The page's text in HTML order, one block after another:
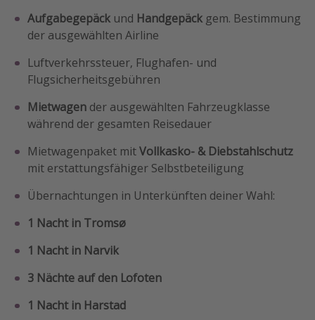
Aufgabegepäck und Handgepäck gem. Bestimmung
der ausgewählten Airline
Luftverkehrssteuer, Flughafen- und
Flugsicherheitsgebühren
Mietwagen der ausgewählten Fahrzeugklasse
während der gesamten Reisedauer
Mietwagenpaket mitVollkasko- & Diebstahlschutz
mit erstattungsfähiger Selbstbeteiligung
Übernachtungen in Unterkünften deiner Wahl:
1 Nacht in Tromsø
1 Nacht in Narvik
3 Nächte auf den Lofoten
1 Nacht in Harstad